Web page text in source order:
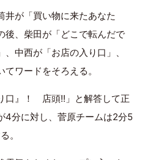
井が「買い物に来たあなた
後、柴田が「どこで転んだで
中西が「お店の入り口」、
ワードをそろえる。
口』！ 店頭!!」と解答して正
4分に対し、菅原チームは2分5
。